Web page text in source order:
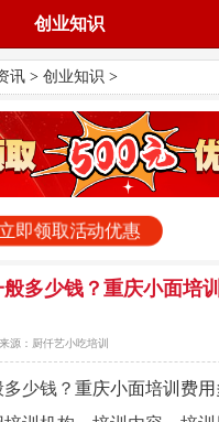
创业知识
讯> 创业知识 >
立即领取活动优惠
多少钱？重庆小面培
来源： 厨仟艺小吃培训
多少钱 ？ 重庆小面培训费用